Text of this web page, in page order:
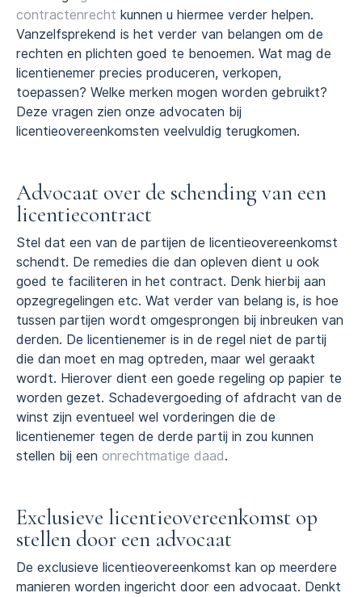
contractenrecht kunnen u hiermee verder helpen.
Vanzelfsprekend is het verder van belangen om de
rechten en plichten goed te benoemen. Wat mag de
licentienemer precies produceren, verkopen,
toepassen? Welke merken mogen worden gebruikt?
Deze vragen zien onze advocaten bij
licentieovereenkomsten veelvuldig terugkomen.
Advocaat over de schending van een
licentiecontract
Stel dat een van de partijen de licentieovereenkomst
schendt. De remedies die dan opleven dient u ook
goed te faciliteren in het contract. Denk hierbij aan
opzegregelingen etc. Wat verder van belang is, is hoe
tussen partijen wordt omgesprongen bij inbreuken van
derden. De licentienemer is in de regel niet de partij
die dan moet en mag optreden, maar wel geraakt
wordt. Hierover dient een goede regeling op papier te
worden gezet. Schadevergoeding of afdracht van de
winst zijn eventueel wel vorderingen die de
licentienemer tegen de derde partij in zou kunnen
stellen bij een onrechtmatige daad.
Exclusieve licentieovereenkomst op
stellen door een advocaat
De exclusieve licentieovereenkomst kan op meerdere
manieren worden ingericht door een advocaat. Denkt